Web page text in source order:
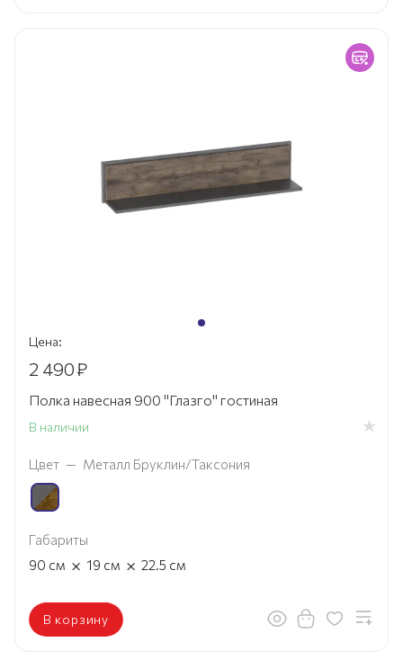
Цена:
2 490₽
Полка навесная 900 "Глазго" гостиная
В наличии
Цвет — Металл Бруклин/Таксония
Габариты
90 см × 19 см × 22.5 см
В корзину